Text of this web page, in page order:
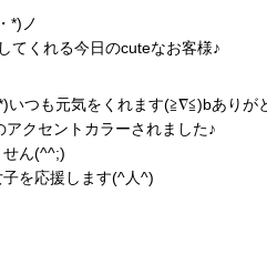
*)ノ
てくれる今日のcuteなお客様♪
いつも元気をくれます(≧∇≦)bありが
クセントカラーされました♪
せん(^^;)
を応援します(^人^)